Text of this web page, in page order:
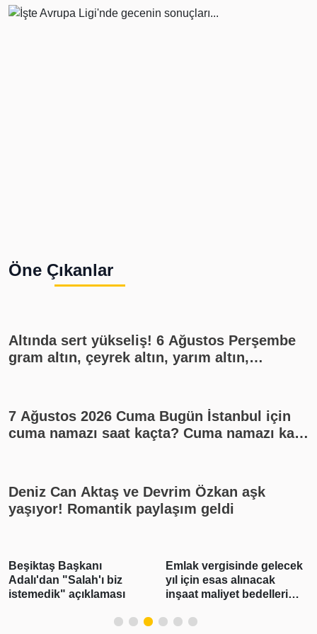
Öne Çıkanlar
Altında sert yükseliş! 6 Ağustos Perşembe
gram altın, çeyrek altın, yarım altın,
7 Ağustos 2026 Cuma Bugün İstanbul için
cuma namazı saat kaçta? Cuma namazı kaç
Deniz Can Aktaş ve Devrim Özkan aşk
yaşıyor! Romantik paylaşım geldi
Beşiktaş Başkanı
Adalı'dan "Salah'ı biz
istemedik" açıklaması
Emlak vergisinde gelecek
yıl için esas alınacak
inşaat maliyet bedelleri